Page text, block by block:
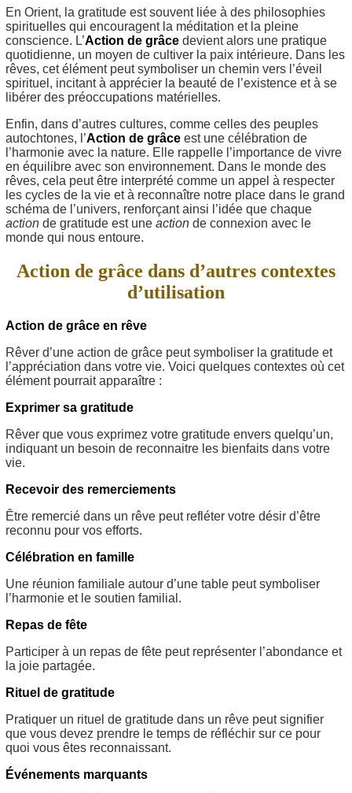
En Orient, la gratitude est souvent liée à des philosophies
spirituelles qui encouragent la méditation et la pleine
conscience. L’Action de grâce devient alors une pratique
quotidienne, un moyen de cultiver la paix intérieure. Dans les
rêves, cet élément peut symboliser un chemin vers l’éveil
spirituel, incitant à apprécier la beauté de l’existence et à se
libérer des préoccupations matérielles.
Enfin, dans d’autres cultures, comme celles des peuples
autochtones, l’Action de grâce est une célébration de
l’harmonie avec la nature. Elle rappelle l’importance de vivre
en équilibre avec son environnement. Dans le monde des
rêves, cela peut être interprété comme un appel à respecter
les cycles de la vie et à reconnaître notre place dans le grand
schéma de l’univers, renforçant ainsi l’idée que chaque
action de gratitude est une action de connexion avec le
monde qui nous entoure.
Action de grâce dans d’autres contextes
d’utilisation
Action de grâce en rêve
Rêver d’une action de grâce peut symboliser la gratitude et
l’appréciation dans votre vie. Voici quelques contextes où cet
élément pourrait apparaître :
Exprimer sa gratitude
Rêver que vous exprimez votre gratitude envers quelqu’un,
indiquant un besoin de reconnaitre les bienfaits dans votre
vie.
Recevoir des remerciements
Être remercié dans un rêve peut refléter votre désir d’être
reconnu pour vos efforts.
Célébration en famille
Une réunion familiale autour d’une table peut symboliser
l’harmonie et le soutien familial.
Repas de fête
Participer à un repas de fête peut représenter l’abondance et
la joie partagée.
Rituel de gratitude
Pratiquer un rituel de gratitude dans un rêve peut signifier
que vous devez prendre le temps de réfléchir sur ce pour
quoi vous êtes reconnaissant.
Événements marquants